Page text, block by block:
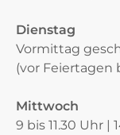
Dienstag
Vormittag
(vor Feiertagen
Mittwoch
9 bis 11.30 Uhr |